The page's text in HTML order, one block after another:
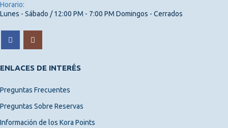
Horario:
Lunes - Sábado / 12:00 PM - 7:00 PM Domingos - Cerrados
ENLACES DE INTERÉS
Preguntas Frecuentes
Preguntas Sobre Reservas
Información de los Kora Points